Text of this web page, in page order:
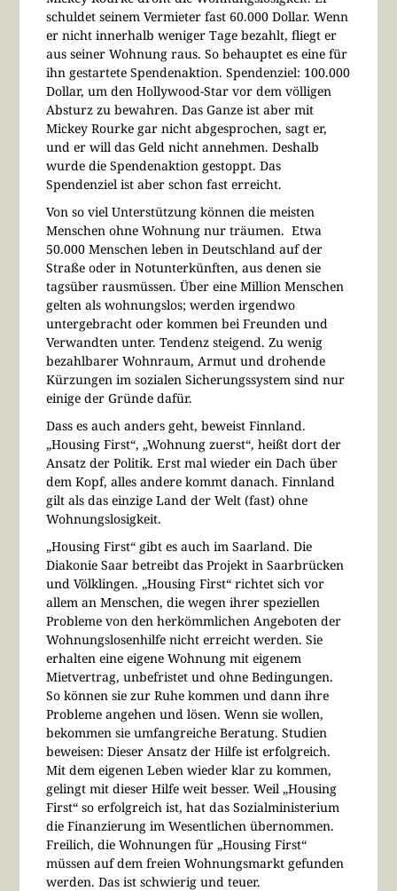
schuldet seinem Vermieter fast 60.000 Dollar. Wenn
er nicht innerhalb weniger Tage bezahlt, fliegt er
aus seiner Wohnung raus. So behauptet es eine für
ihn gestartete Spendenaktion. Spendenziel: 100.000
Dollar, um den Hollywood-Star vor dem völligen
Absturz zu bewahren. Das Ganze ist aber mit
Mickey Rourke gar nicht abgesprochen, sagt er,
und er will das Geld nicht annehmen. Deshalb
wurde die Spendenaktion gestoppt. Das
Spendenziel ist aber schon fast erreicht.
Von so viel Unterstützung können die meisten
Menschen ohne Wohnung nur träumen. Etwa
50.000 Menschen leben in Deutschland auf der
Straße oder in Notunterkünften, aus denen sie
tagsüber rausmüssen. Über eine Million Menschen
gelten als wohnungslos; werden irgendwo
untergebracht oder kommen bei Freunden und
Verwandten unter. Tendenz steigend. Zu wenig
bezahlbarer Wohnraum, Armut und drohende
Kürzungen im sozialen Sicherungssystem sind nur
einige der Gründe dafür.
Dass es auch anders geht, beweist Finnland.
„Housing First“, „Wohnung zuerst“, heißt dort der
Ansatz der Politik. Erst mal wieder ein Dach über
dem Kopf, alles andere kommt danach. Finnland
gilt als das einzige Land der Welt (fast) ohne
Wohnungslosigkeit.
„Housing First“ gibt es auch im Saarland. Die
Diakonie Saar betreibt das Projekt in Saarbrücken
und Völklingen. „Housing First“ richtet sich vor
allem an Menschen, die wegen ihrer speziellen
Probleme von den herkömmlichen Angeboten der
Wohnungslosenhilfe nicht erreicht werden. Sie
erhalten eine eigene Wohnung mit eigenem
Mietvertrag, unbefristet und ohne Bedingungen.
So können sie zur Ruhe kommen und dann ihre
Probleme angehen und lösen. Wenn sie wollen,
bekommen sie umfangreiche Beratung. Studien
beweisen: Dieser Ansatz der Hilfe ist erfolgreich.
Mit dem eigenen Leben wieder klar zu kommen,
gelingt mit dieser Hilfe weit besser. Weil „Housing
First“ so erfolgreich ist, hat das Sozialministerium
die Finanzierung im Wesentlichen übernommen.
Freilich, die Wohnungen für „Housing First“
müssen auf dem freien Wohnungsmarkt gefunden
werden. Das ist schwierig und teuer.